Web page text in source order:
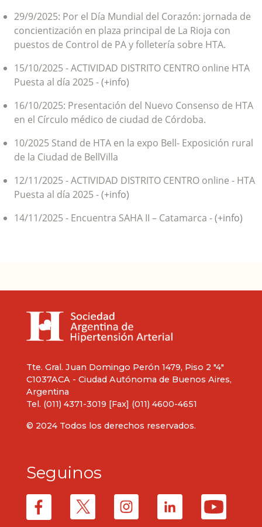
29/9/2025: Por el Día Mundial del Corazón: jornada de
concientización en plaza principal de La Rioja con
puestos de Control de PA y folletería sobre HTA.
15/10/2025 - ACTIVIDAD DISTRITO CENTRO online HTA
Puesta al día 2025 -(+info)
16/10/2025: Presentación del Nuevo Consenso de HTA
en el Círculo médico de ciudad de Córdoba.
10/2025 Stand de HTA en la expo Bell- Exposición rural
de la Ciudad de BellVilla
12/11/2025 - ACTIVIDAD DISTRITO CENTRO online - HTA
Puesta al día 2025 -(+info)
14/11/2025 - Encuentra SAHA II – Catamarca -(+info)
Tte. Gral. Juan Domingo Perón 1479, Piso 2 "4"
C1037ACA - Ciudad Autónoma de Buenos Aires,
Argentina
Tel. (011) 4371-3019 [Fax] (011) 4600-4651
© 2024 Todos los derechos reservados.
Seguinos